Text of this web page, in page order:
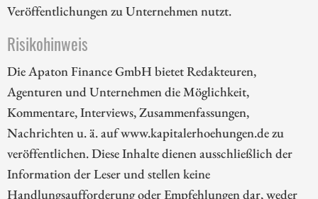
Veröffentlichungen zu Unternehmen nutzt.
Risikohinweis
Die Apaton Finance GmbH bietet Redakteuren,
Agenturen und Unternehmen die Möglichkeit,
Kommentare, Interviews, Zusammenfassungen,
Nachrichten u. ä. auf www.kapitalerhoehungen.de zu
veröffentlichen. Diese Inhalte dienen ausschließlich der
Information der Leser und stellen keine
Handlungsaufforderung oder Empfehlungen dar, weder